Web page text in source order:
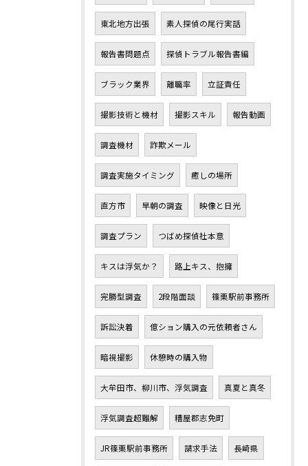
東北地方出張 素人探偵の尾行実話
報告書問題点 探偵トラブル報告書編
ブラック業界 離職率 立証責任
撮影技術と機材 撮影スキル 報告動画
調査機材 詐欺メール
調査実施タイミング 癒しの場所
直方市 早朝の調査 映像と日光
調査プラン つばめ探偵社本意
キスは浮気か？ 路上キス、抱擁
完勝型調査 2段階面談 篠栗駅前事務所
訴訟決着 億ション購入の元依頼者さん
暗視撮影 休憩時の購入物
大牟田市、柳川市、浮気調査 真夏と真冬
浮気調査超難解 糟屋郡志免町
JR篠栗駅前事務所 請求手法 長崎県